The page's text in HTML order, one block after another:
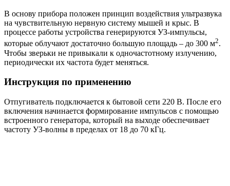
В основу прибора положен принцип воздействия ультразвука
на чувствительную нервную систему мышей и крыс. В
процессе работы устройства генерируются УЗ-импульсы,
которые облучают достаточно большую площадь – до 300 м2.
Чтобы зверьки не привыкали к одночастотному излучению,
периодически их частота будет меняться.
Инструкция по применению
Отпугиватель подключается к бытовой сети 220 В. После его
включения начинается формирование импульсов с помощью
встроенного генератора, который на выходе обеспечивает
частоту УЗ-волны в пределах от 18 до 70 кГц.